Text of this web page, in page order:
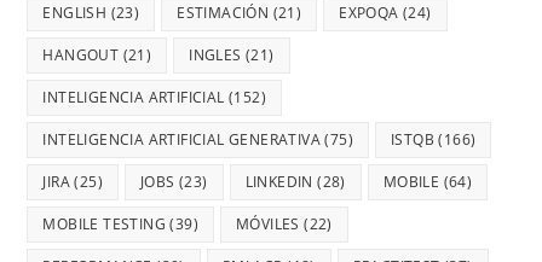
ENGLISH (23) ESTIMACIÓN (21) EXPOQA (24)
HANGOUT (21) INGLES (21)
INTELIGENCIA ARTIFICIAL (152)
INTELIGENCIA ARTIFICIAL GENERATIVA(75) ISTQB (166)
JIRA(25) JOBS (23) LINKEDIN (28) MOBILE (64)
MOBILE TESTING (39) MÓVILES (22)